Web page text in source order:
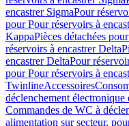
encastrer SigmaPour
pour Pour réservoirs à
KappaPièces détachées
réservoirs à encastrer Delta
encastrer DeltaPour
pour Pour réservoirs à
TwinlineAccessoires
déclenchement électronique
Commandes de WC à
alimentation sur secteur,